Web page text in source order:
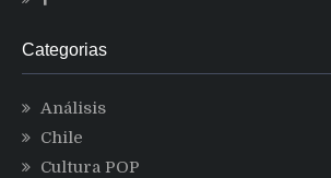
Categorias
Análisis
Chile
Cultura POP